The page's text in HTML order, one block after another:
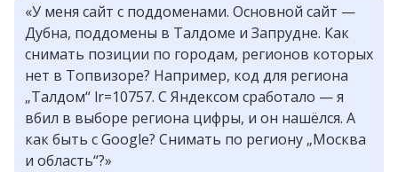
«У меня сайт с поддоменами. Основной сайт —
Дубна, поддомены в Талдоме и Запрудне. Как
снимать позиции по городам, регионов которых
нет в Топвизоре? Например, код для региона
„Талдом“ lr=10757. С Яндексом сработало — я
вбил в выборе региона цифры, и он нашёлся. А
как быть с Google? Снимать по региону „Москва
и область“?»